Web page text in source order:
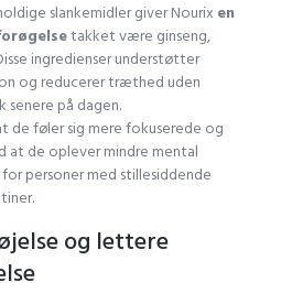
slankemidler giver Nourix en
takket være ginseng,
ingredienser understøtter
og reducerer træthed uden
på dagen.
de føler sig mere fokuserede og
at de oplever mindre mental
personer med stillesiddende
og lettere